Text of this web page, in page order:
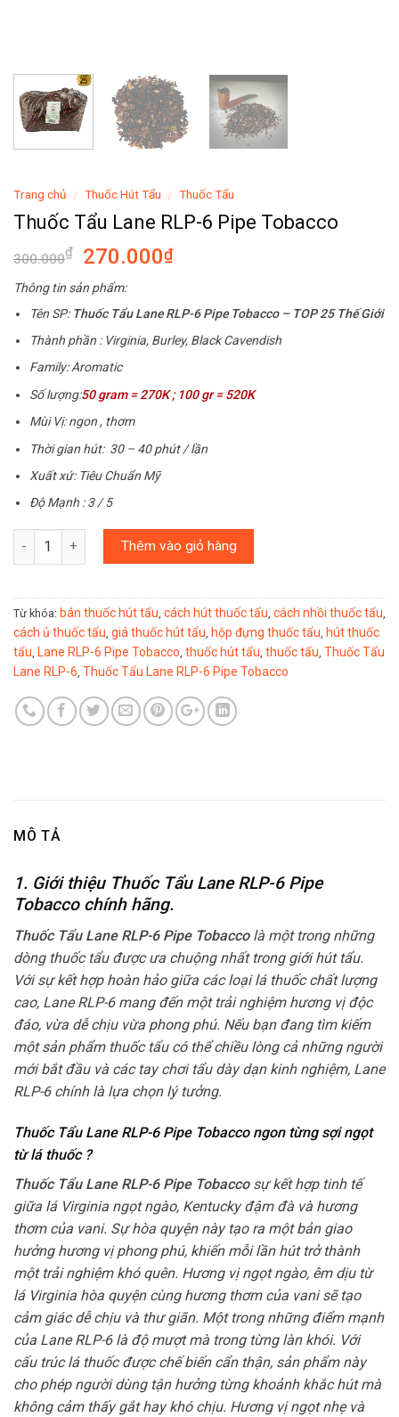
Trang chủ / Thuốc Hút Tẩu / Thuốc Tẩu
Thuốc Tẩu Lane RLP-6 Pipe Tobacco
300.000₫ 270.000₫
Thông tin sản phẩm:
Tên SP: Thuốc Tẩu Lane RLP-6 Pipe Tobacco– TOP 25 Thế Giới
Thành phần : Virginia, Burley, Black Cavendish
Family: Aromatic
Số lượng:50 gram = 270K ; 100 gr = 520K
Mùi Vị: ngon , thơm
Thời gian hút: 30 – 40 phút / lần
Xuất xứ: Tiêu Chuẩn Mỹ
Độ Mạnh : 3 / 5
Số lượng Thêm vào giỏ hàng
Từ khóa: bán thuốc hút tẩu cách hút thuốc tẩu cách nhồi thuốc tẩu
cách ủ thuốc tẩu giá thuốc hút tẩu hộp đựng thuốc tẩu hút thuốc
tẩu Lane RLP-6 Pipe Tobacco thuốc hút tẩu thuốc tẩu Thuốc Tẩu
Lane RLP-6 Thuốc Tẩu Lane RLP-6 Pipe Tobacco
MÔ TẢ
1. Giới thiệu Thuốc Tẩu Lane RLP-6 Pipe
Tobacco chính hãng.
Thuốc Tẩu Lane RLP-6 Pipe Tobacco là một trong những
dòng thuốc tẩu được ưa chuộng nhất trong giới hút tẩu.
Với sự kết hợp hoàn hảo giữa các loại lá thuốc chất lượng
cao, Lane RLP-6 mang đến một trải nghiệm hương vị độc
đáo, vừa dễ chịu vừa phong phú. Nếu bạn đang tìm kiếm
một sản phẩm thuốc tẩu có thể chiều lòng cả những người
mới bắt đầu và các tay chơi tẩu dày dạn kinh nghiệm, Lane
RLP-6 chính là lựa chọn lý tưởng.
Thuốc Tẩu Lane RLP-6 Pipe Tobacco ngon từng sợi ngọt
từ lá thuốc ?
Thuốc Tẩu Lane RLP-6 Pipe Tobacco sự kết hợp tinh tế
giữa lá Virginia ngọt ngào, Kentucky đậm đà và hương
thơm của vani. Sự hòa quyện này tạo ra một bản giao
hưởng hương vị phong phú, khiến mỗi lần hút trở thành
một trải nghiệm khó quên. Hương vị ngọt ngào, êm dịu từ
lá Virginia hòa quyện cùng hương thơm của vani sẽ tạo
cảm giác dễ chịu và thư giãn. Một trong những điểm mạnh
của Lane RLP-6 là độ mượt mà trong từng làn khói. Với
cấu trúc lá thuốc được chế biến cẩn thận, sản phẩm này
cho phép người dùng tận hưởng từng khoảnh khắc hút mà
không cảm thấy gắt hay khó chịu. Hương vị ngọt nhẹ và